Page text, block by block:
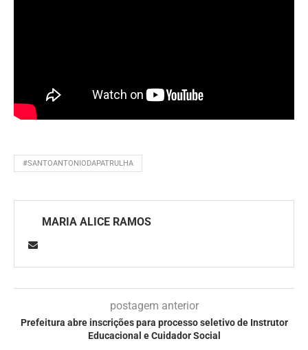
#SANTOANTONIODAPATRULHA
MARIA ALICE RAMOS
postagem anterior
Prefeitura abre inscrições para processo seletivo de Instrutor
Educacional e Cuidador Social